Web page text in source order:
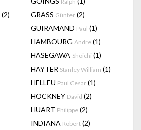
(2) GRASS Günter (2)
GUIRAMAND Paul (1)
HAMBOURG Andre (1)
HASEGAWA Shoichi (1)
HAYTER Stanley William (1)
HELLEU Paul Cesar (1)
HOCKNEY David (2)
HUART Philippe (2)
INDIANA Robert (2)